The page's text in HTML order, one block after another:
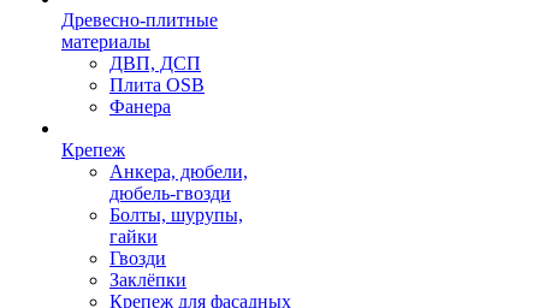
Древесно-плитные
материалы
ДВП, ДСП
Плита OSB
Фанера
Крепеж
Анкера, дюбели,
дюбель-гвозди
Болты, шурупы,
гайки
Гвозди
Заклёпки
Крепеж для фасадных